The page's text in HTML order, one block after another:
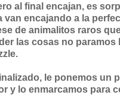
al final encajan, es
van encajando a la
de animalitos raros
las cosas no paramos
le ponemos un
y lo enmarcamos para